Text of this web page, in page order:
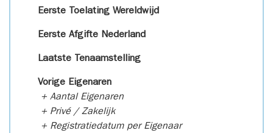
Eerste Toelating Wereldwijd
Eerste Afgifte Nederland
Laatste Tenaamstelling
Vorige Eigenaren
+ Aantal Eigenaren
+ Privé / Zakelijk
+ Registratiedatum per Eigenaar